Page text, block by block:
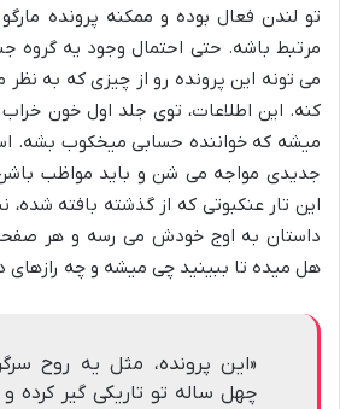
تو لندن فعال بوده و ممکنه پرونده
مرتبط باشه. حتی احتمال وجود یه گروه
می تونه این پرونده رو از چیزی که به
کنه. این اطلاعات، توی جلد اول خون
میشه که خواننده حسابی میخکوب بشه.
جدیدی مواجه می شن و باید مواظب
این تار عنکبوتی که از گذشته بافته
داستان به اوج خودش می رسه و هر
هل میده تا ببینید چی میشه و چه رازهای
«این پرونده، مثل یه روح
چهل ساله تو تاریکی گیر کرده